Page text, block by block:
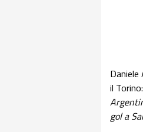
il Torino:
gol a